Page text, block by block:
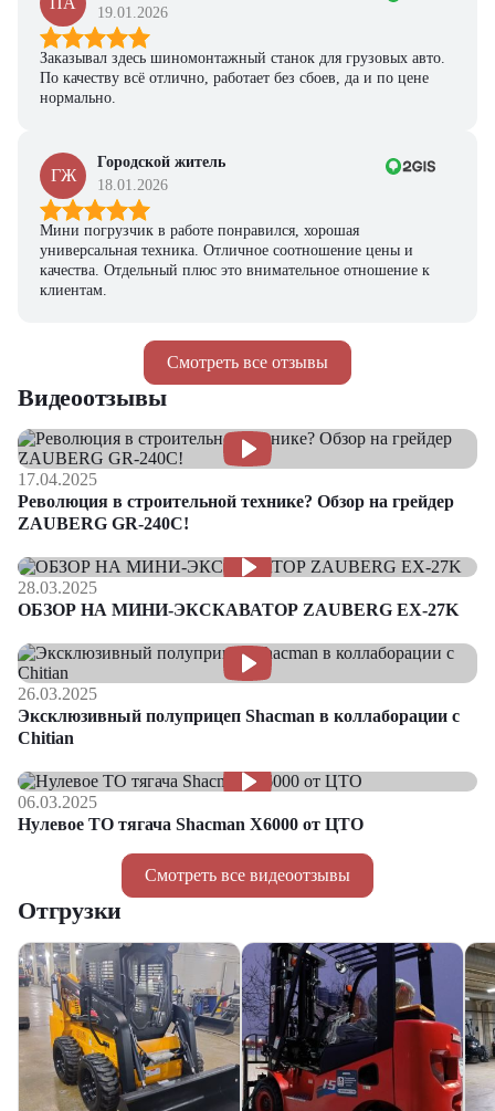
Смотреть все отзывы
19.01.2026
Заказывал здесь шиномонтажный станок для грузовых авто.
По качеству всё отлично, работает без сбоев, да и по цене
нормально.
ГЖ
Городской житель
18.01.2026
Мини погрузчик в работе понравился, хорошая
универсальная техника. Отличное соотношение цены и
качества. Отдельный плюс это внимательное отношение к
клиентам.
Смотреть все видеоотзывы
Видеоотзывы
17.04.2025
Революция в строительной технике? Обзор на грейдер
ZAUBERG GR-240C!
28.03.2025
ОБЗОР НА МИНИ-ЭКСКАВАТОР ZAUBERG EX-27K
26.03.2025
Эксклюзивный полуприцеп Shacman в коллаборации с
Chitian
06.03.2025
Нулевое ТО тягача Shacman Х6000 от ЦТО
Отгрузки